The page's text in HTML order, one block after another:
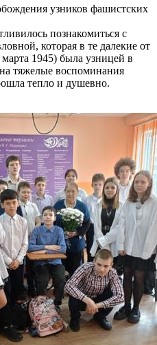
узников фашистских
познакомиться с
которая в те далекие от
1945) была узницей в
тяжелые воспоминания
тепло и душевно.